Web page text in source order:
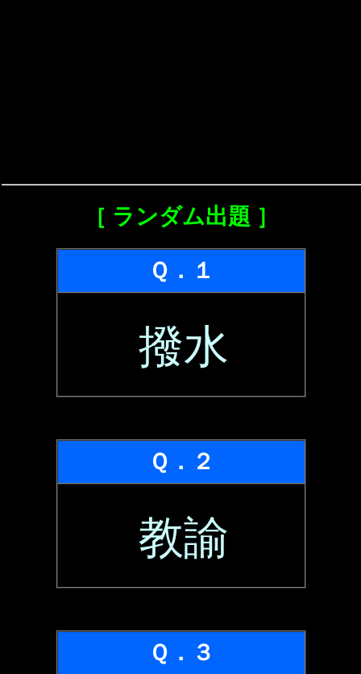
［ ランダム出題 ］
Ｑ．１
撥水
Ｑ．２
教諭
Ｑ．３